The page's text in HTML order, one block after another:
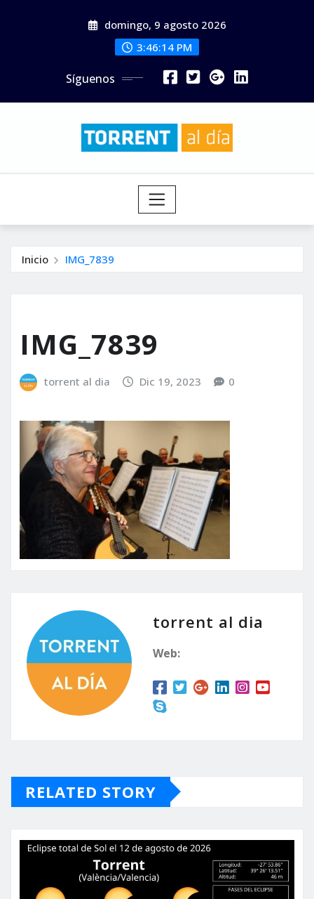
domingo, 9 agosto 2026
3:46:15 PM
Síguenos
Inicio IMG_7839
IMG_7839
torrent al dia Dic 19, 2023 0
torrent al dia
Web:
RELATED STORY